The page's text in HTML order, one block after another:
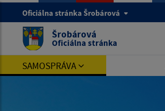
Oficiálna stránka Šrobárová
Šrobárová
Oficiálna stránka
SAMOSPRÁVA